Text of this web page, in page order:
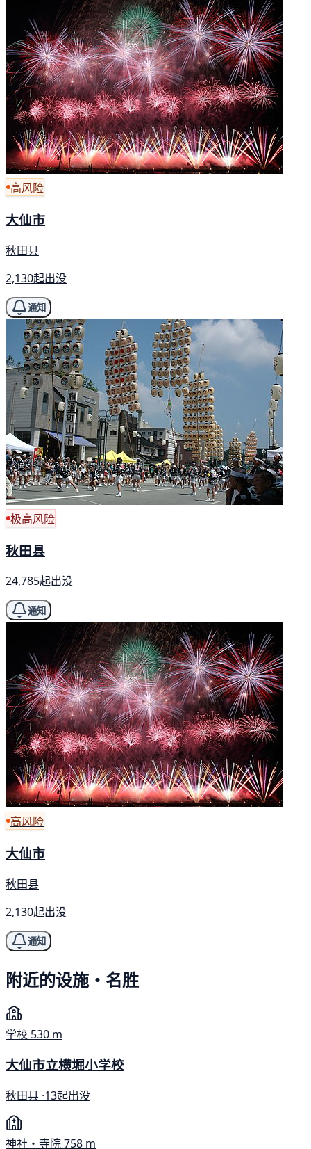
高风险
大仙市
秋田县
2,130起出没
通知
极高风险
秋田县
24,785起出没
通知
高风险
大仙市
秋田县
2,130起出没
通知
附近的设施・名胜
学校 530 m
大仙市立横堀小学校
秋田县 ·13起出没
神社・寺院758 m